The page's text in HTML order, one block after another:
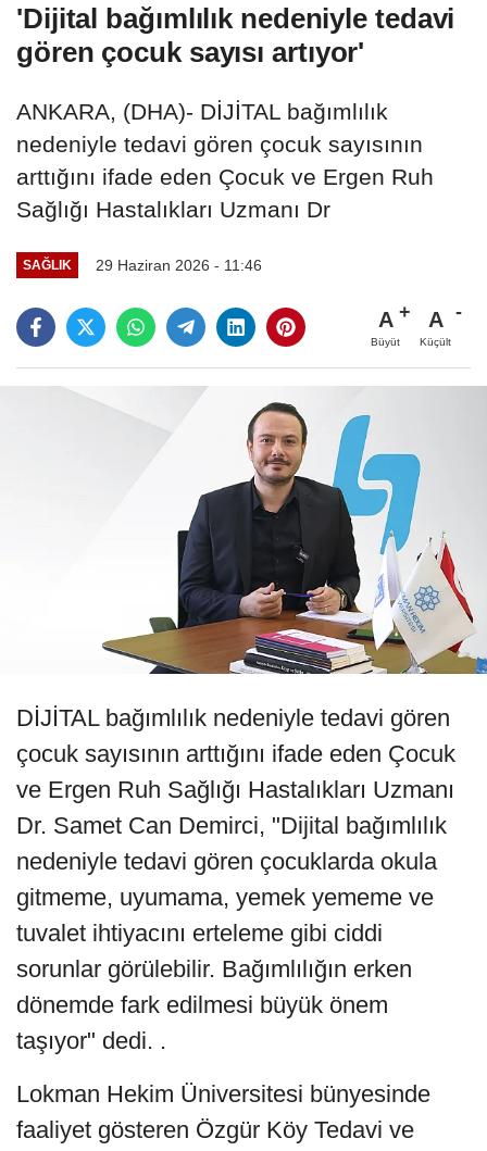
'Dijital bağımlılık nedeniyle tedavi
gören çocuk sayısı artıyor'
ANKARA, (DHA)- DİJİTAL bağımlılık
nedeniyle tedavi gören çocuk sayısının
arttığını ifade eden Çocuk ve Ergen Ruh
Sağlığı Hastalıkları Uzmanı Dr
SAĞLIK 29 Haziran 2026 - 11:46
A
Büyüt
A
Küçült
DİJİTAL bağımlılık nedeniyle tedavi gören
çocuk sayısının arttığını ifade eden Çocuk
ve Ergen Ruh Sağlığı Hastalıkları Uzmanı
Dr. Samet Can Demirci, "Dijital bağımlılık
nedeniyle tedavi gören çocuklarda okula
gitmeme, uyumama, yemek yememe ve
tuvalet ihtiyacını erteleme gibi ciddi
sorunlar görülebilir. Bağımlılığın erken
dönemde fark edilmesi büyük önem
taşıyor" dedi. .
Lokman Hekim Üniversitesi bünyesinde
faaliyet gösteren Özgür Köy Tedavi ve